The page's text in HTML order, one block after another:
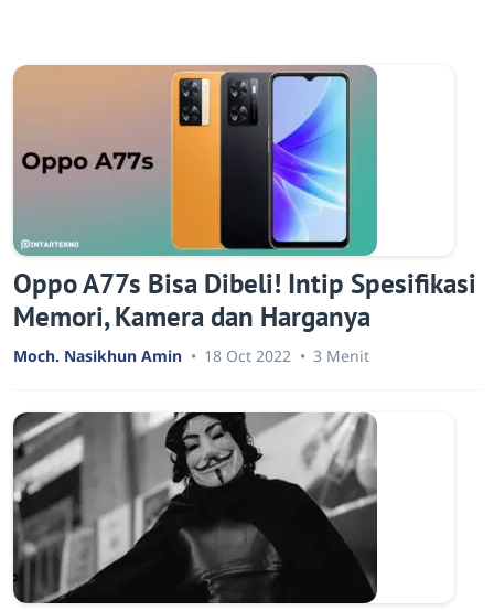
Oppo A77s Bisa Dibeli! Intip Spesifikasi
Memori, Kamera dan Harganya
Moch. Nasikhun Amin 18 Oct 2022 3 Menit